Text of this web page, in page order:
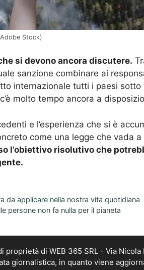
Stock)
si devono ancora discutere.
sanzione combinare ai
internazionale tutti i paesi sotto
molto tempo ancora a
e l’esperienza che si è
come una legge che vada
l’obiettivo risolutivo che
da applicare nella nostra vita quotidiana
persone non fa nulla per il pianeta
proprietà di WEB 365 SRL - Via
giornalistica, in quanto viene